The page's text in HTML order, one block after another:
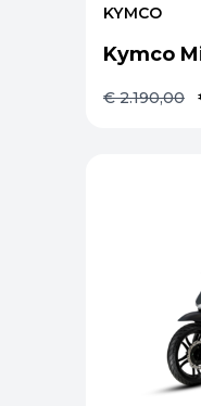
KYMCO
Kymco
€ 2.190,00